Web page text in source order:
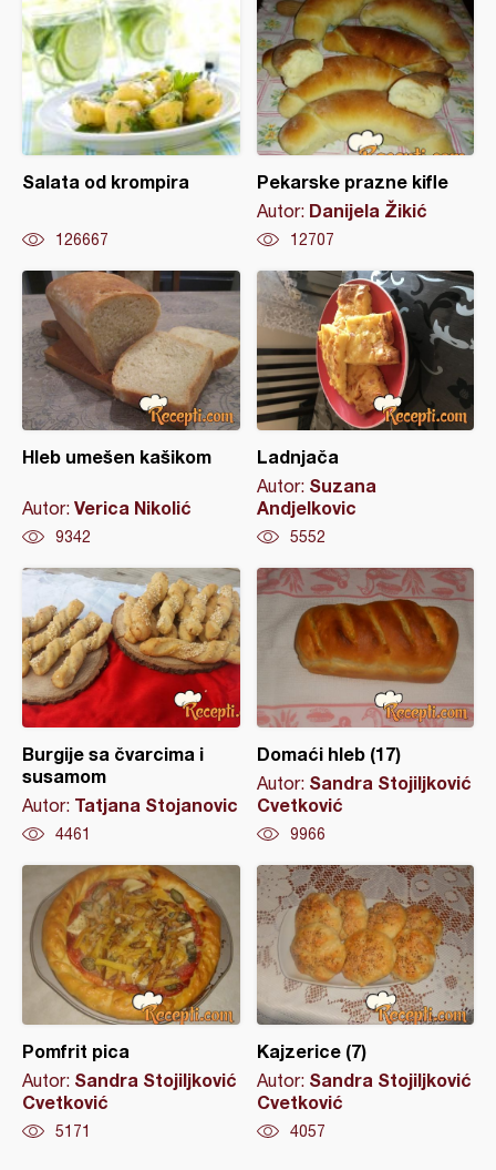
Salata od krompira
126667
Pekarske prazne kifle
Autor: Danijela Žikić
12707
Hleb umešen kašikom
Autor: Verica Nikolić
9342
Ladnjača
Autor: Suzana
Andjelkovic
5552
Burgije sa čvarcima i
susamom
Autor: Tatjana Stojanovic
4461
Domaći hleb (17)
Autor: Sandra Stojiljković
Cvetković
9966
Pomfrit pica
Autor: Sandra Stojiljković
Cvetković
5171
Kajzerice (7)
Autor: Sandra Stojiljković
Cvetković
4057